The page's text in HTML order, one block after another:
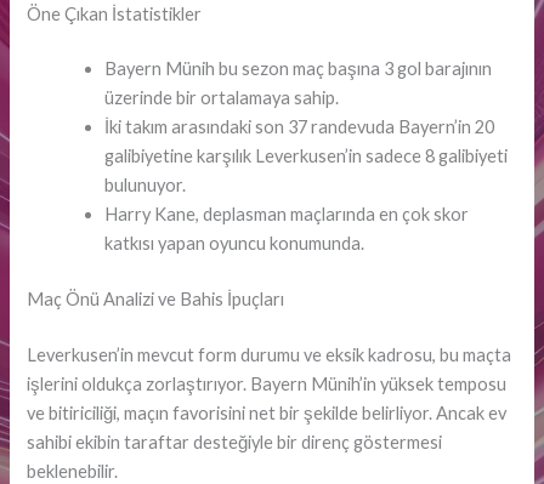
Öne Çıkan İstatistikler
Bayern Münih bu sezon maç başına 3 gol barajının
üzerinde bir ortalamaya sahip.
İki takım arasındaki son 37 randevuda Bayern’in 20
galibiyetine karşılık Leverkusen’in sadece 8 galibiyeti
bulunuyor.
Harry Kane, deplasman maçlarında en çok skor
katkısı yapan oyuncu konumunda.
Maç Önü Analizi ve Bahis İpuçları
Leverkusen’in mevcut form durumu ve eksik kadrosu, bu maçta
işlerini oldukça zorlaştırıyor. Bayern Münih’in yüksek temposu
ve bitiriciliği, maçın favorisini net bir şekilde belirliyor. Ancak ev
sahibi ekibin taraftar desteğiyle bir direnç göstermesi
beklenebilir.